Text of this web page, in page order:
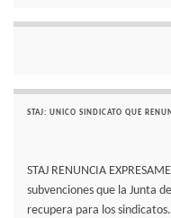
STAJ: UNICO SINDICATO QUE
STAJ RENUNCIA
subvenciones que la Junta
recupera para los